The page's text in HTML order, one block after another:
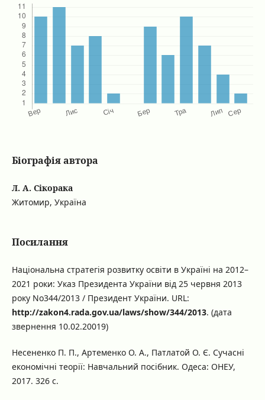
Біографія автора
Л. А. Сікорака
Житомир, Україна
Посилання
Національна стратегія розвитку освіти в Україні на 2012–
2021 роки: Указ Президента України від 25 червня 2013
року No344/2013 / Президент України. URL:
http://zakon4.rada.gov.ua/laws/show/344/2013. (дата
звернення 10.02.20019)
Несененко П. П., Артеменко О. А., Патлатой О. Є. Сучасні
економічні теорії: Навчальний посібник. Одеса: ОНЕУ,
2017. 326 с.